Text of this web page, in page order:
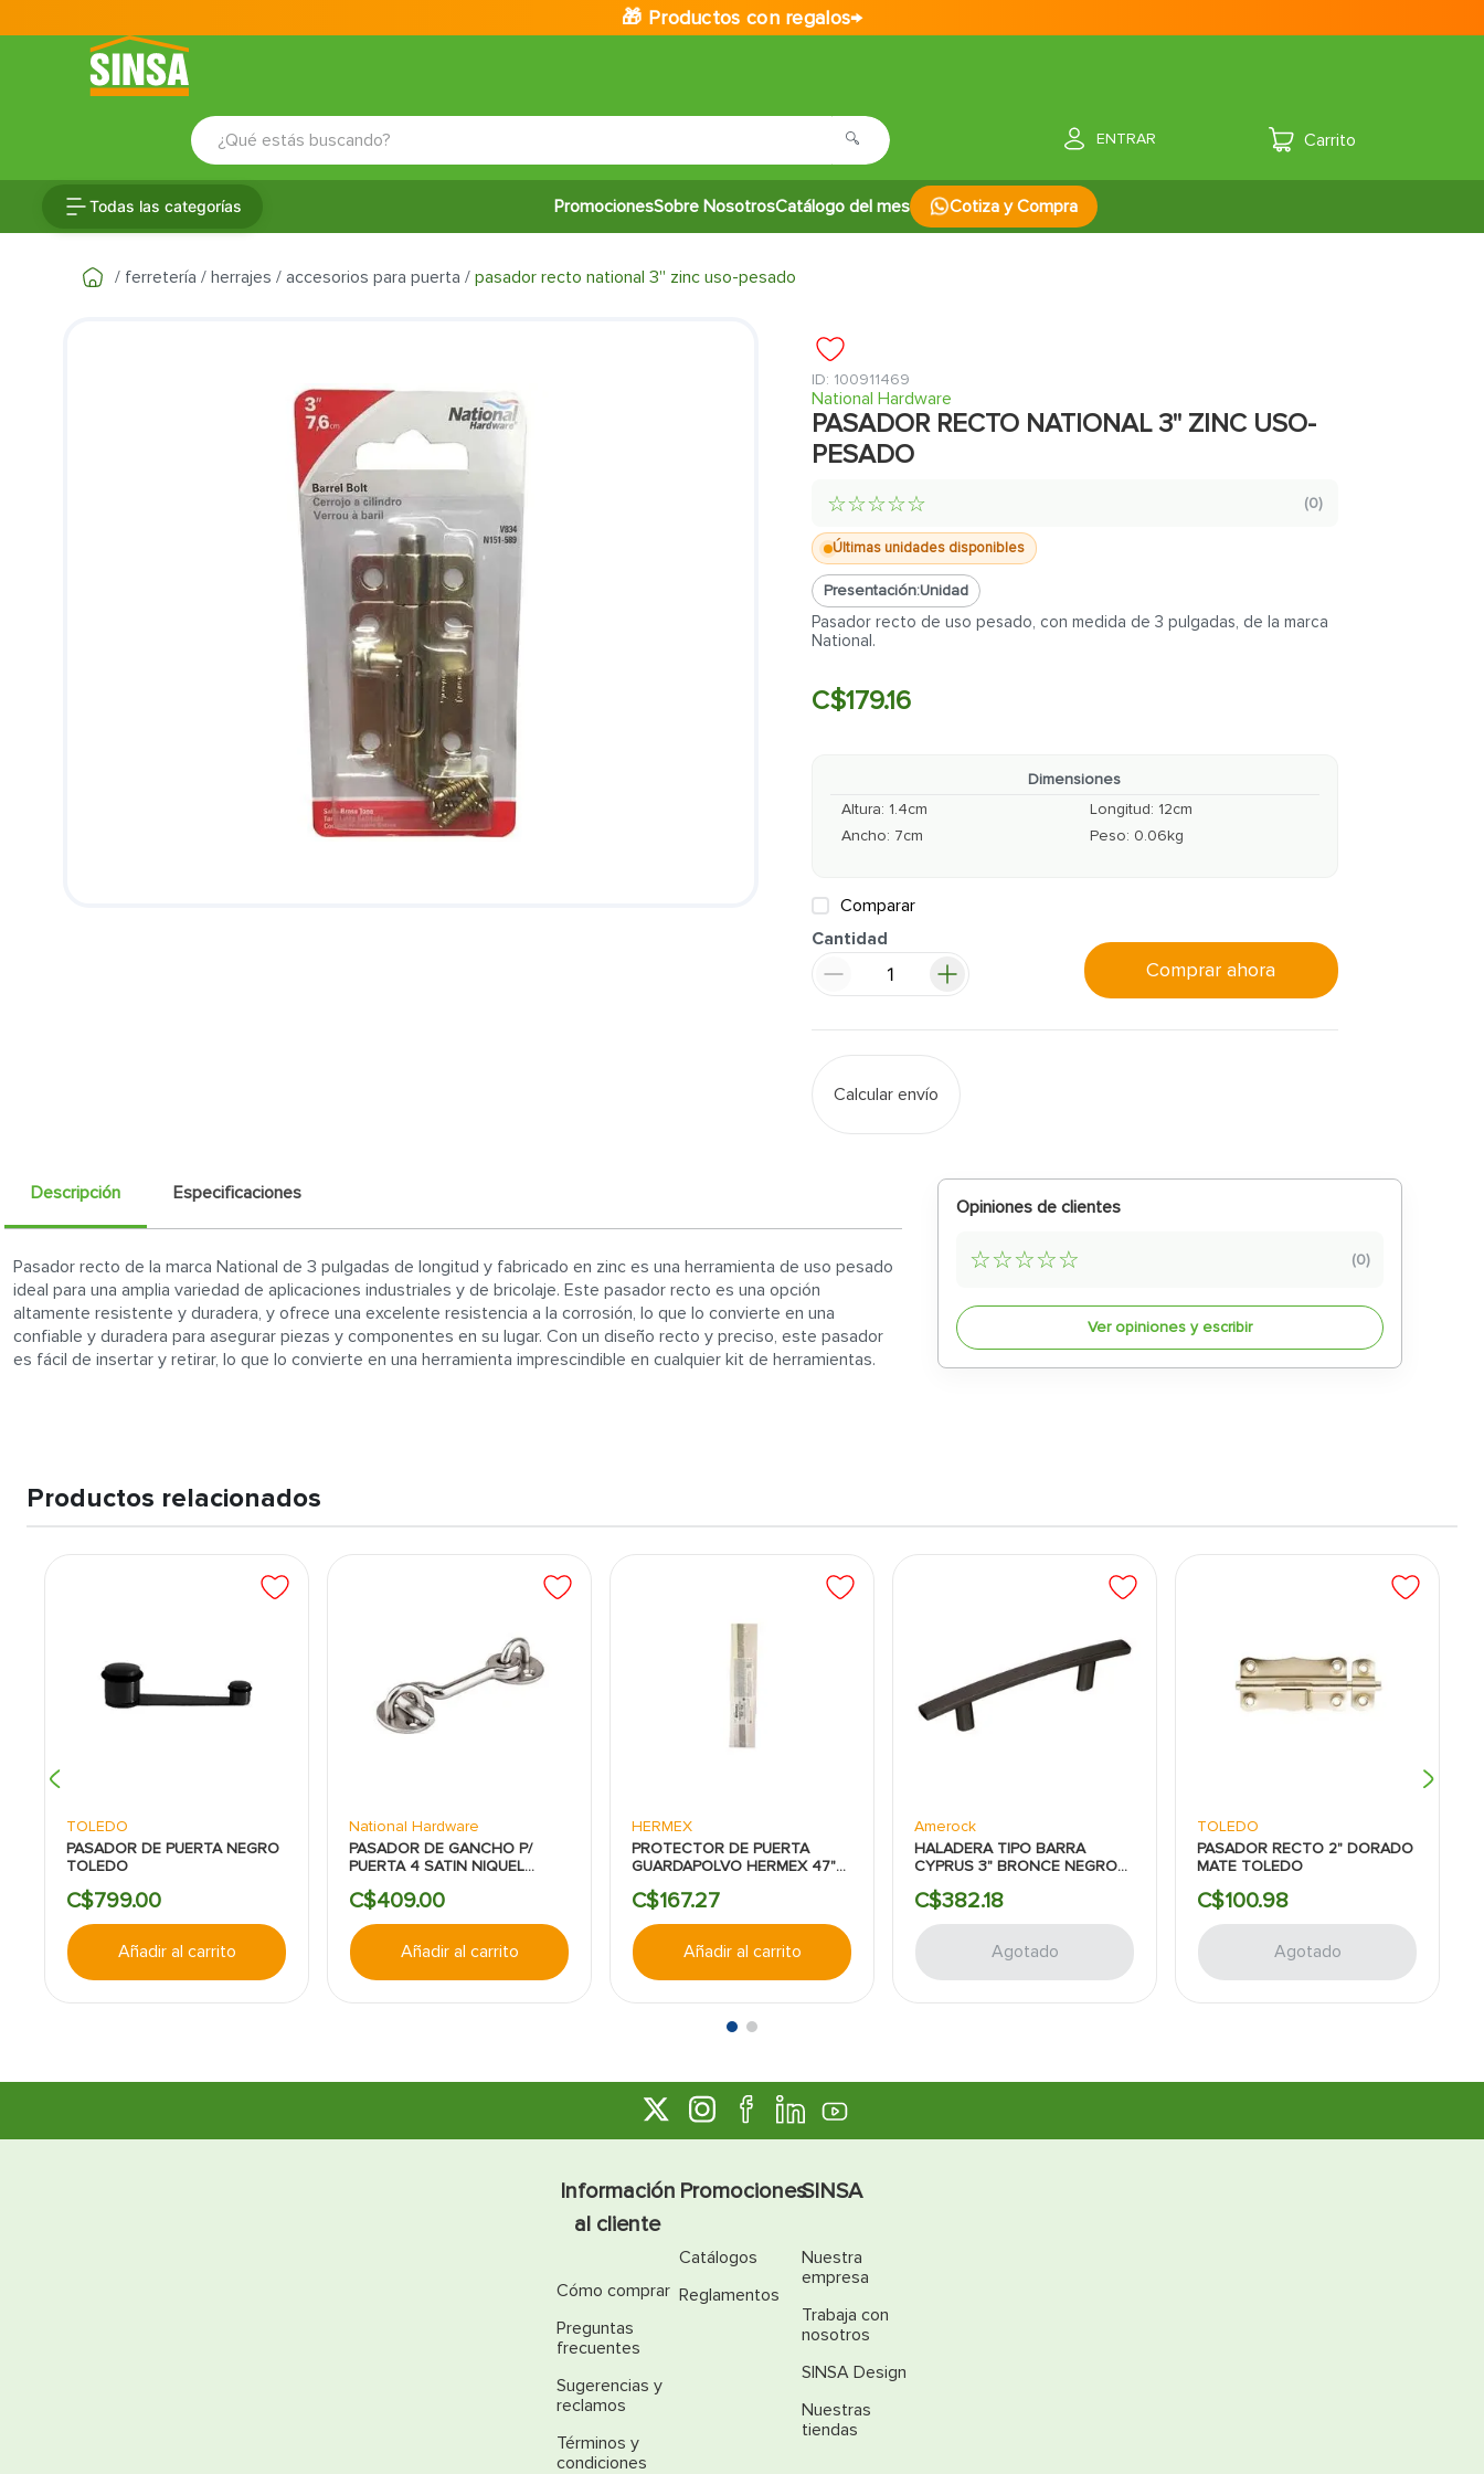
🎁 Productos con regalos→
¿Qué estás buscando?
ENTRAR
Todas las categorías PromocionesSobre NosotrosCatálogo del mes Cotiza y Compra
ferretería herrajes accesorios para puerta pasador recto national 3'' zinc uso-pesado
: 100911469
National Hardware
PASADOR RECTO NATIONAL 3'' ZINC USO-
PESADO
☆☆☆☆☆ (0)
Últimas unidades disponibles
Presentación:Unidad
Pasador recto de uso pesado, con medida de 3 pulgadas, de la marca
National.
C$179.16
Dimensiones
Altura: 1.4cm Longitud: 12cm
Ancho: 7cm Peso: 0.06kg
Comparar
Cantidad
Comprar ahora
Calcular envío
Descripción Especificaciones
Pasador recto de la marca National de 3 pulgadas de longitud y fabricado en zinc es una herramienta de uso pesado
ideal para una amplia variedad de aplicaciones industriales y de bricolaje. Este pasador recto es una opción
altamente resistente y duradera, y ofrece una excelente resistencia a la corrosión, lo que lo convierte en una
confiable y duradera para asegurar piezas y componentes en su lugar. Con un diseño recto y preciso, este pasador
es fácil de insertar y retirar, lo que lo convierte en una herramienta imprescindible en cualquier kit de herramientas.
Opiniones de clientes
☆☆☆☆☆ (0)
Ver opiniones y escribir
Productos relacionados
TOLEDO
PASADOR DE PUERTA NEGRO
TOLEDO
C$799.00
Añadir al carrito
National Hardware
PASADOR DE GANCHO P/
PUERTA 4 SATIN NIQUEL
C$409.00
Añadir al carrito
HERMEX
PROTECTOR DE PUERTA
GUARDAPOLVO HERMEX 47"
C$167.27
Añadir al carrito
Amerock
HALADERA TIPO BARRA
CYPRUS 3" BRONCE NEGRO
C$382.18
Agotado
TOLEDO
PASADOR RECTO 2" DORADO
MATE TOLEDO
C$100.98
Agotado
Información
al cliente
Cómo comprar
Preguntas
frecuentes
Sugerencias y
reclamos
Términos y
condiciones
Promociones
Catálogos
Reglamentos
SINSA
Nuestra
empresa
Trabaja con
nosotros
SINSA Design
Nuestras
tiendas